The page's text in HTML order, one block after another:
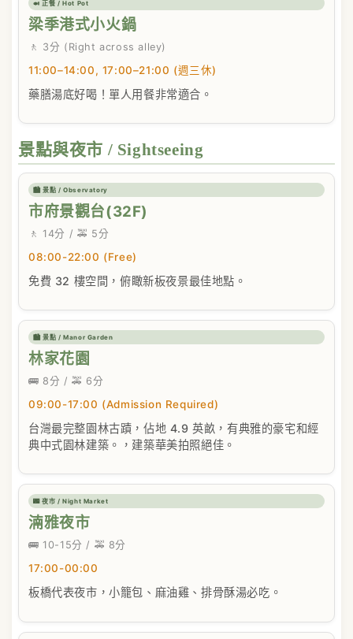
🍛 正餐 / Hot Pot
梁季港式小火鍋
🚶 3分 (Right across alley)
11:00–14:00, 17:00–21:00 (週三休)
藥膳湯底好喝！單人用餐非常適合。
景點與夜市 / Sightseeing
🏙️ 景點 / Observatory
市府景觀台(32F)
🚶 14分 / 🚕 5分
08:00-22:00 (Free)
免費 32 樓空間，俯瞰新板夜景最佳地點。
🏙️ 景點 / Manor Garden
林家花園
🚌 8分 / 🚕 6分
09:00-17:00 (Admission Required)
台灣最完整園林古蹟，佔地 4.9 英畝，有典雅的豪宅和經
典中式園林建築。，建築華美拍照絕佳。
🌃 夜市 / Night Market
湳雅夜市
🚌 10-15分 / 🚕 8分
17:00-00:00
板橋代表夜市，小籠包、麻油雞、排骨酥湯必吃。